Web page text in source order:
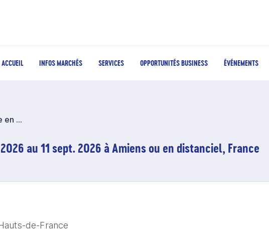
ACCUEIL INFOS MARCHÉS SERVICES OPPORTUNITÉS BUSINESS ÉVÉNEMENTS
Formation : Vendre en Union Européenne - Douanes, règlementation et fiscalité
au 11 sept. 2026 à Amiens ou en distanciel, France
de-France